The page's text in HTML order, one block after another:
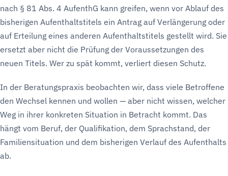
nach § 81 Abs. 4 AufenthG kann greifen, wenn vor Ablauf des
bisherigen Aufenthaltstitels ein Antrag auf Verlängerung oder
auf Erteilung eines anderen Aufenthaltstitels gestellt wird. Sie
ersetzt aber nicht die Prüfung der Voraussetzungen des
neuen Titels. Wer zu spät kommt, verliert diesen Schutz.
In der Beratungspraxis beobachten wir, dass viele Betroffene
den Wechsel kennen und wollen — aber nicht wissen, welcher
Weg in ihrer konkreten Situation in Betracht kommt. Das
hängt vom Beruf, der Qualifikation, dem Sprachstand, der
Familiensituation und dem bisherigen Verlauf des Aufenthalts
ab.